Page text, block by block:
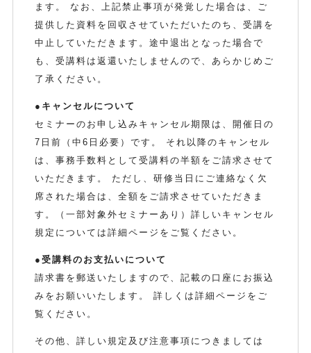
ます。 なお、上記禁止事項が発覚した場合は、ご
提供した資料を回収させていただいたのち、受講を
中止していただきます。途中退出となった場合で
も、受講料は返還いたしませんので、あらかじめご
了承ください。
●キャンセルについて
セミナーのお申し込みキャンセル期限は、開催日の
7日前（中6日必要）です。 それ以降のキャンセル
は、事務手数料として受講料の半額をご請求させて
いただきます。 ただし、研修当日にご連絡なく欠
席された場合は、全額をご請求させていただきま
す。（一部対象外セミナーあり）詳しいキャンセル
規定については詳細ページをご覧ください。
●受講料のお支払いについて
請求書を郵送いたしますので、記載の口座にお振込
みをお願いいたします。 詳しくは詳細ページをご
覧ください。
その他、詳しい規定及び注意事項につきましては